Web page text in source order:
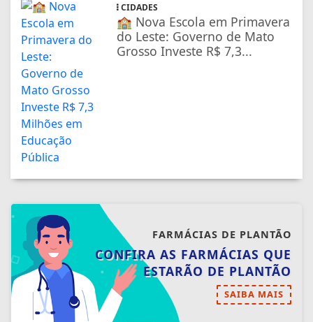
CIDADES
🏫 Nova Escola em Primavera
do Leste: Governo de Mato
Grosso Investe R$ 7,3...
FARMÁCIAS DE PLANTÃO
CONFIRA AS FARMÁCIAS QUE
ESTARÃO DE PLANTÃO
SAIBA MAIS